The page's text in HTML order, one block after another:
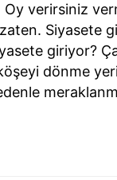
verirsiniz
Siyasete
giriyor?
dönme